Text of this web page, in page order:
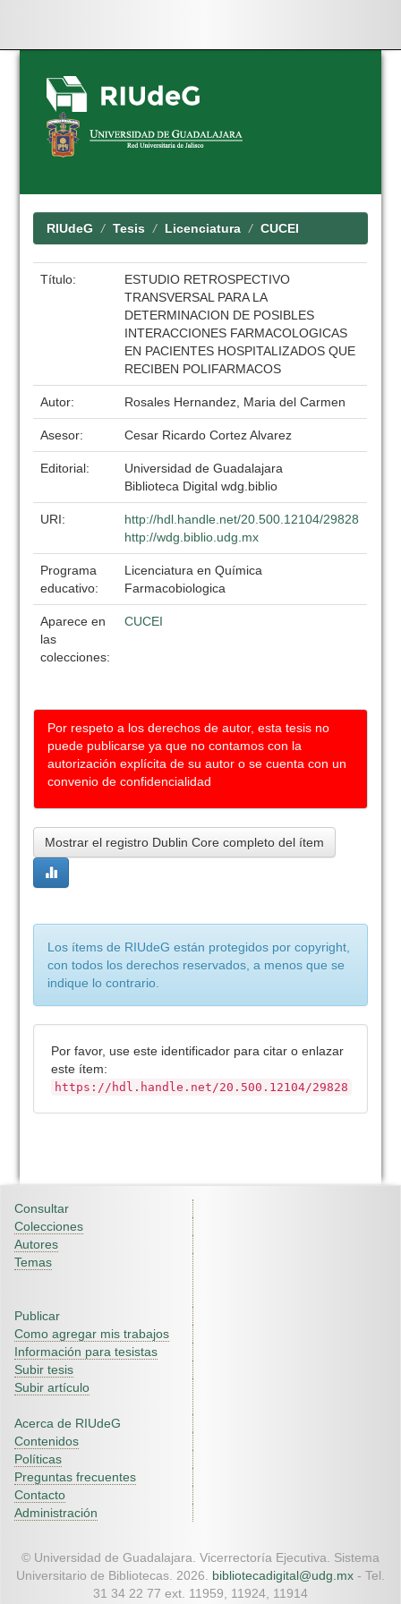
Skip
navigation
RIUdeG Tesis Licenciatura CUCEI
Título:
ESTUDIO RETROSPECTIVO
TRANSVERSAL PARA LA
DETERMINACION DE POSIBLES
INTERACCIONES FARMACOLOGICAS
EN PACIENTES HOSPITALIZADOS QUE
RECIBEN POLIFARMACOS
Autor: Rosales Hernandez, Maria del Carmen
Asesor: Cesar Ricardo Cortez Alvarez
Editorial:
Universidad de Guadalajara
Biblioteca Digital wdg.biblio
URI:
http://hdl.handle.net/20.500.12104/29828
http://wdg.biblio.udg.mx
Programa
educativo:
Licenciatura en Química
Farmacobiologica
Aparece en
las
colecciones:
CUCEI
Por respeto a los derechos de autor, esta tesis no
puede publicarse ya que no contamos con la
autorización explícita de su autor o se cuenta con un
convenio de confidencialidad
Mostrar el registro Dublin Core completo del ítem
Los ítems de RIUdeG están protegidos por copyright,
con todos los derechos reservados, a menos que se
indique lo contrario.
Por favor, use este identificador para citar o enlazar
este ítem:
https://hdl.handle.net/20.500.12104/29828
Consultar
Colecciones
Autores
Temas
Publicar
Como agregar mis trabajos
Información para tesistas
Subir tesis
Subir artículo
Acerca de RIUdeG
Contenidos
Políticas
Preguntas frecuentes
Contacto
Administración
© Universidad de Guadalajara. Vicerrectoría Ejecutiva. Sistema
Universitario de Bibliotecas. 2026. bibliotecadigital@udg.mx - Tel.
31 34 22 77 ext. 11959, 11924, 11914